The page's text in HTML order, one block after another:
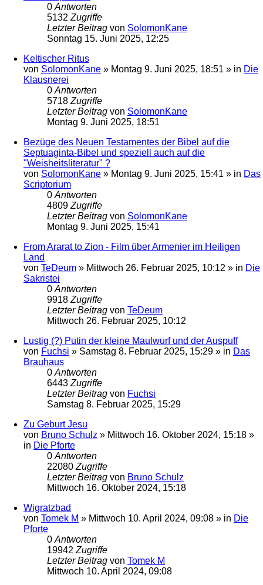
0 Antworten
5132 Zugriffe
Letzter Beitrag von SolomonKane
Sonntag 15. Juni 2025, 12:25
Keltischer Ritus
von SolomonKane » Montag 9. Juni 2025, 18:51 » in Die
Klausnerei
0 Antworten
5718 Zugriffe
Letzter Beitrag von SolomonKane
Montag 9. Juni 2025, 18:51
Bezüge des Neuen Testamentes der Bibel auf die
Septuaginta-Bibel und speziell auch auf die
"Weisheitsliteratur" ?
von SolomonKane » Montag 9. Juni 2025, 15:41 » in Das
Scriptorium
0 Antworten
4809 Zugriffe
Letzter Beitrag von SolomonKane
Montag 9. Juni 2025, 15:41
From Ararat to Zion - Film über Armenier im Heiligen
Land
von TeDeum » Mittwoch 26. Februar 2025, 10:12 » in Die
Sakristei
0 Antworten
9918 Zugriffe
Letzter Beitrag von TeDeum
Mittwoch 26. Februar 2025, 10:12
Lustig (?) Putin der kleine Maulwurf und der Auspuff
von Fuchsi » Samstag 8. Februar 2025, 15:29 » in Das
Brauhaus
0 Antworten
6443 Zugriffe
Letzter Beitrag von Fuchsi
Samstag 8. Februar 2025, 15:29
Zu Geburt Jesu
von Bruno Schulz » Mittwoch 16. Oktober 2024, 15:18 »
in Die Pforte
0 Antworten
22080 Zugriffe
Letzter Beitrag von Bruno Schulz
Mittwoch 16. Oktober 2024, 15:18
Wigratzbad
von Tomek M » Mittwoch 10. April 2024, 09:08 » in Die
Pforte
0 Antworten
19942 Zugriffe
Letzter Beitrag von Tomek M
Mittwoch 10. April 2024, 09:08